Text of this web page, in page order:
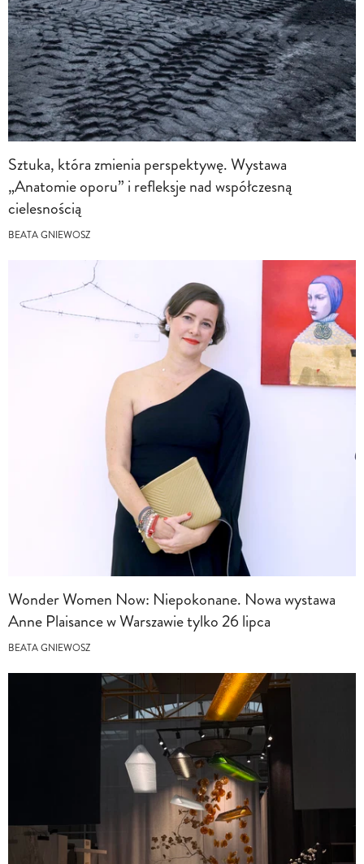
Sztuka, która zmienia perspektywę. Wystawa
„Anatomie oporu” i refleksje nad współczesną
cielesnością
BEATA GNIEWOSZ
Wonder Women Now: Niepokonane. Nowa wystawa
Anne Plaisance w Warszawie tylko 26 lipca
BEATA GNIEWOSZ